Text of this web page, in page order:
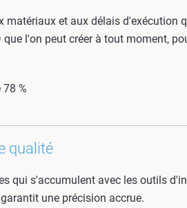
matériaux et aux délais
l'on peut créer à tout moment,
%
qualité
qui s'accumulent avec les outils
une précision accrue.